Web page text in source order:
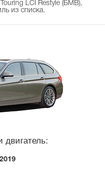
LCI Restyle (БМВ),
из списка.